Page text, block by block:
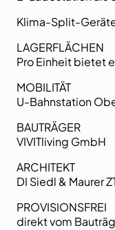
Klima-Split-
LAGERFLÄCHEN
Pro Einheit bietet
MOBILITÄT
U-Bahnstation
BAUTRÄGER
VIVITliving GmbH
ARCHITEKT
DI Siedl & Maurer
PROVISIONSFREI
direkt vom